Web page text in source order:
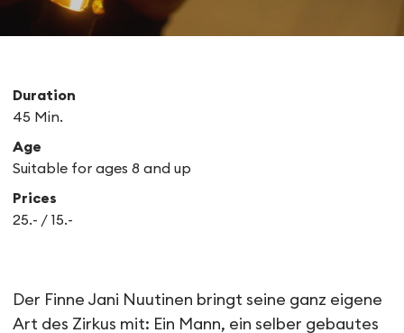
Un cirque plus juste
Der Finne Jani Nuutinen bringt seine ganz eigene
Art des Zirkus mit: Ein Mann, ein selber gebautes
Duration
45 Min.
Age
Suitable for ages 8 and up
Prices
25.- / 15.-